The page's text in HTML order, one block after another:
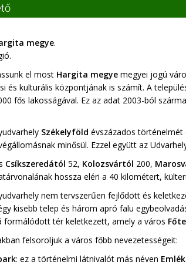
megye.
el most Hargita megye megyei jogú
és kulturális központjának is számít. A
fős lakosságával. Ez az adat 2003-ból
Székelyföld évszázados
minősül. Ezzel együtt az
Csíkszeredától 52, Kolozsvártól 200,
hossza eléri a 40 kilométert,
nem tervszerűen fejlődött és
kisebb telep és három apró falu
formálódott tér keletkezett, amely a város
felsoroljuk a város főbb nevezetességeit:
: ez a történelmi látnivalót más néven